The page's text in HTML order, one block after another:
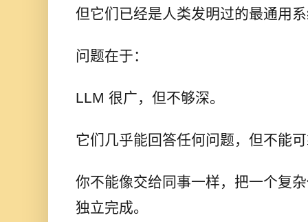
但它们已经是人类发明过的最通用
问题在于：
LLM 很广，但不够深。
它们几乎能回答任何问题，但不能
你不能像交给同事一样，把一个复
独立完成。